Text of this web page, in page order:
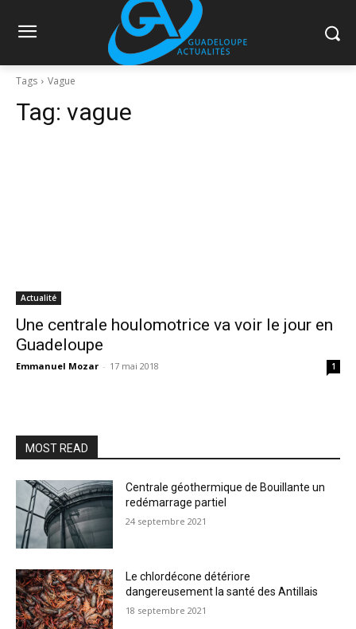
Tags Vague
Tag: vague
Actualité
Une centrale houlomotrice va voir le jour en
Guadeloupe
Emmanuel Mozar - 17 mai 2018 1
MOST READ
Centrale géothermique de Bouillante un
redémarrage partiel
24 septembre 2021
Le chlordécone détériore
dangereusement la santé des Antillais
18 septembre 2021